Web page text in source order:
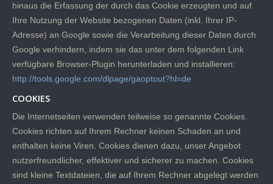
hinaus die Erfassung der durch das Cookie erzeugten und auf
Ihre Nutzung der Website bezogenen Daten (inkl. Ihrer IP-
Adresse) an Google sowie die Verarbeitung dieser Daten durch
Google verhindern, indem sie das unter dem folgenden Link
verfügbare Browser-Plugin herunterladen und installieren:
http://tools.google.com/dlpage/gaoptout?hl=de
COOKIES
Die Internetseiten verwenden teilweise so genannte Cookies.
Cookies richten auf Ihrem Rechner keinen Schaden an und
enthalten keine Viren. Cookies dienen dazu, unser Angebot
nutzerfreundlicher, effektiver und sicherer zu machen. Cookies
sind kleine Textdateien, die auf Ihrem Rechner abgelegt werden